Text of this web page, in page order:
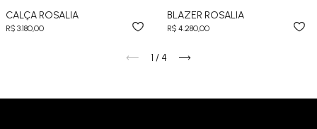
CALÇA ROSALIA
R$ 3.180,00
BLAZER ROSALIA
R$ 4.280,00
1 / 4